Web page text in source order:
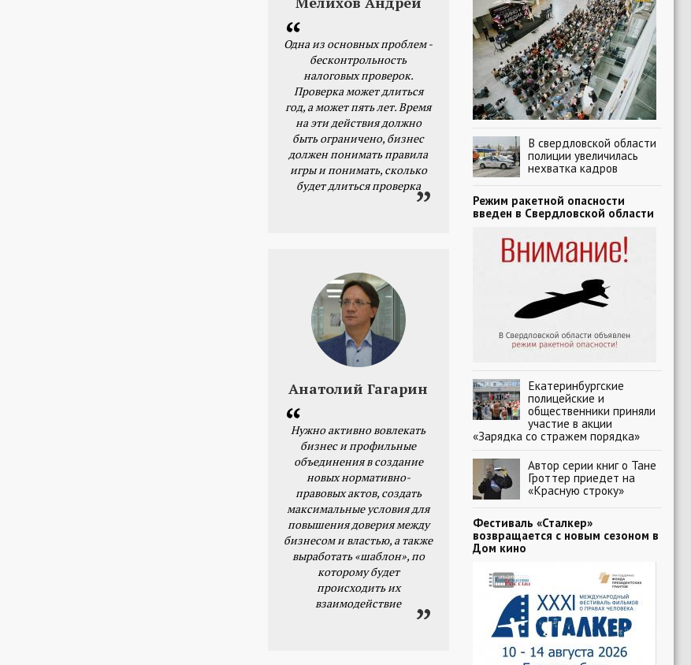
Одна из основных проблем -
бесконтрольность
налоговых проверок.
Проверка может длиться
год, а может пять лет. Время
на эти действия должно
быть ограничено, бизнес
должен понимать правила
игры и понимать, сколько
будет длиться проверка
Анатолий Гагарин
Нужно активно вовлекать
бизнес и профильные
объединения в создание
новых нормативно-
правовых актов, создать
максимальные условия для
повышения доверия между
бизнесом и властью, а также
выработать «шаблон», по
которому будет
происходить их
взаимодействие
В свердловской области
полиции увеличилась
нехватка кадров
Режим ракетной опасности
введен в Свердловской области
Екатеринбургские
полицейские и
общественники приняли
участие в акции
«Зарядка со стражем порядка»
Автор серии книг о Тане
Гроттер приедет на
«Красную строку»
Фестиваль «Сталкер»
возвращается с новым сезоном в
Дом кино